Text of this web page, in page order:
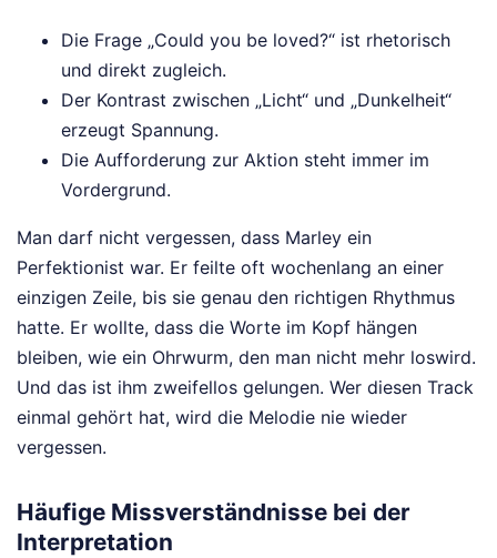
Die Frage „Could you be loved?“ ist rhetorisch
und direkt zugleich.
Der Kontrast zwischen „Licht“ und „Dunkelheit“
erzeugt Spannung.
Die Aufforderung zur Aktion steht immer im
Vordergrund.
Man darf nicht vergessen, dass Marley ein
Perfektionist war. Er feilte oft wochenlang an einer
einzigen Zeile, bis sie genau den richtigen Rhythmus
hatte. Er wollte, dass die Worte im Kopf hängen
bleiben, wie ein Ohrwurm, den man nicht mehr loswird.
Und das ist ihm zweifellos gelungen. Wer diesen Track
einmal gehört hat, wird die Melodie nie wieder
vergessen.
Häufige Missverständnisse bei der
Interpretation